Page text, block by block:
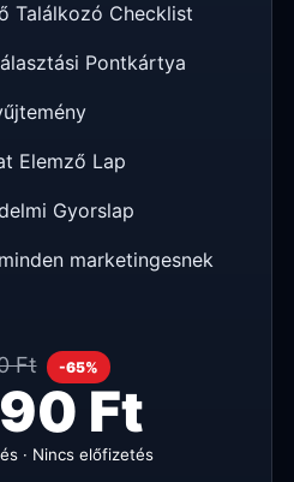
Találkozó Checklist
Pontkártya
Elemző Lap
Gyorslap
marketingesnek
Ft -65%
Ft
· Nincs előfizetés